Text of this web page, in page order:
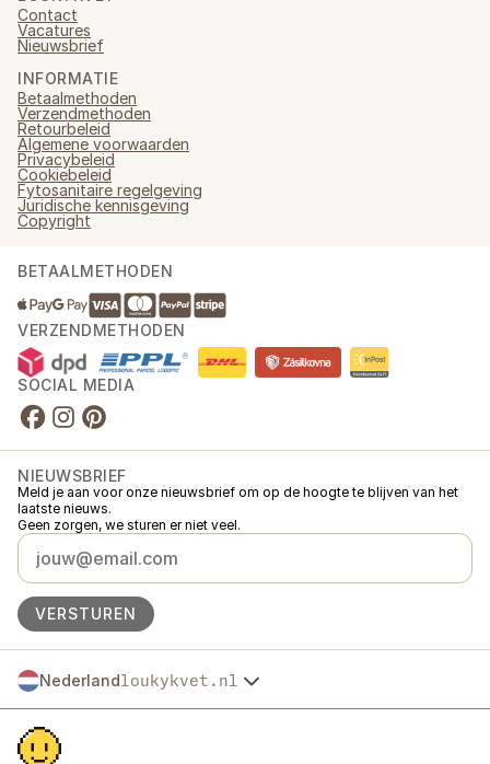
Contact
Vacatures
Nieuwsbrief
INFORMATIE
Betaalmethoden
Verzendmethoden
Retourbeleid
Algemene voorwaarden
Privacybeleid
Cookiebeleid
Fytosanitaire regelgeving
Juridische kennisgeving
Copyright
BETAALMETHODEN
VERZENDMETHODEN
SOCIAL MEDIA
NIEUWSBRIEF
Meld je aan voor onze nieuwsbrief om op de hoogte te blijven van het
laatste nieuws.
Geen zorgen, we sturen er niet veel.
VERSTUREN
Nederlandloukykvet.nl
Česko
Slovensko
Polska
Loukykvět s.r.o. staat ingeschreven in het handelsregister van de
gemeentelijke rechtbank in Praag, sectie C, dossier 268616.